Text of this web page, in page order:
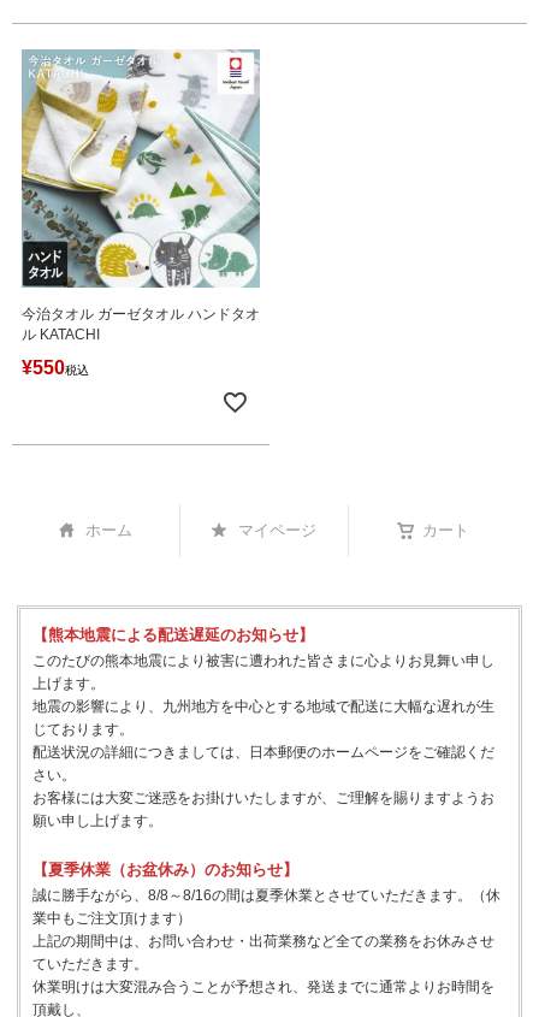
今治タオル ガーゼタオル ハンドタオ
ル KATACHI
¥550税込
ホーム マイページ カート
【熊本地震による配送遅延のお知らせ】
このたびの熊本地震により被害に遭われた皆さまに心よりお見舞い申し
上げます。
地震の影響により、九州地方を中心とする地域で配送に大幅な遅れが生
じております。
配送状況の詳細につきましては、日本郵便のホームページをご確認くだ
さい。
お客様には大変ご迷惑をお掛けいたしますが、ご理解を賜りますようお
願い申し上げます。
【夏季休業（お盆休み）のお知らせ】
誠に勝手ながら、8/8～8/16の間は夏季休業とさせていただきます。（休
業中もご注文頂けます）
上記の期間中は、お問い合わせ・出荷業務など全ての業務をお休みさせ
ていただきます。
休業明けは大変混み合うことが予想され、発送までに通常よりお時間を
頂戴し、